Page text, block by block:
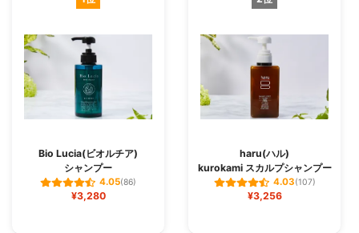
Bio Lucia(ビオルチア)
シャンプー
4.05(86)
¥3,280
haru(ハル)
kurokami スカルプシャンプー
4.03(107)
¥3,256